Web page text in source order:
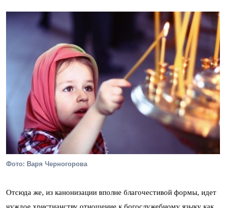
Фото: Варя Черногорова
Отсюда же, из канонизации вполне благочестивой формы, идет
чуждое христианству отношение к богослужебному языку как